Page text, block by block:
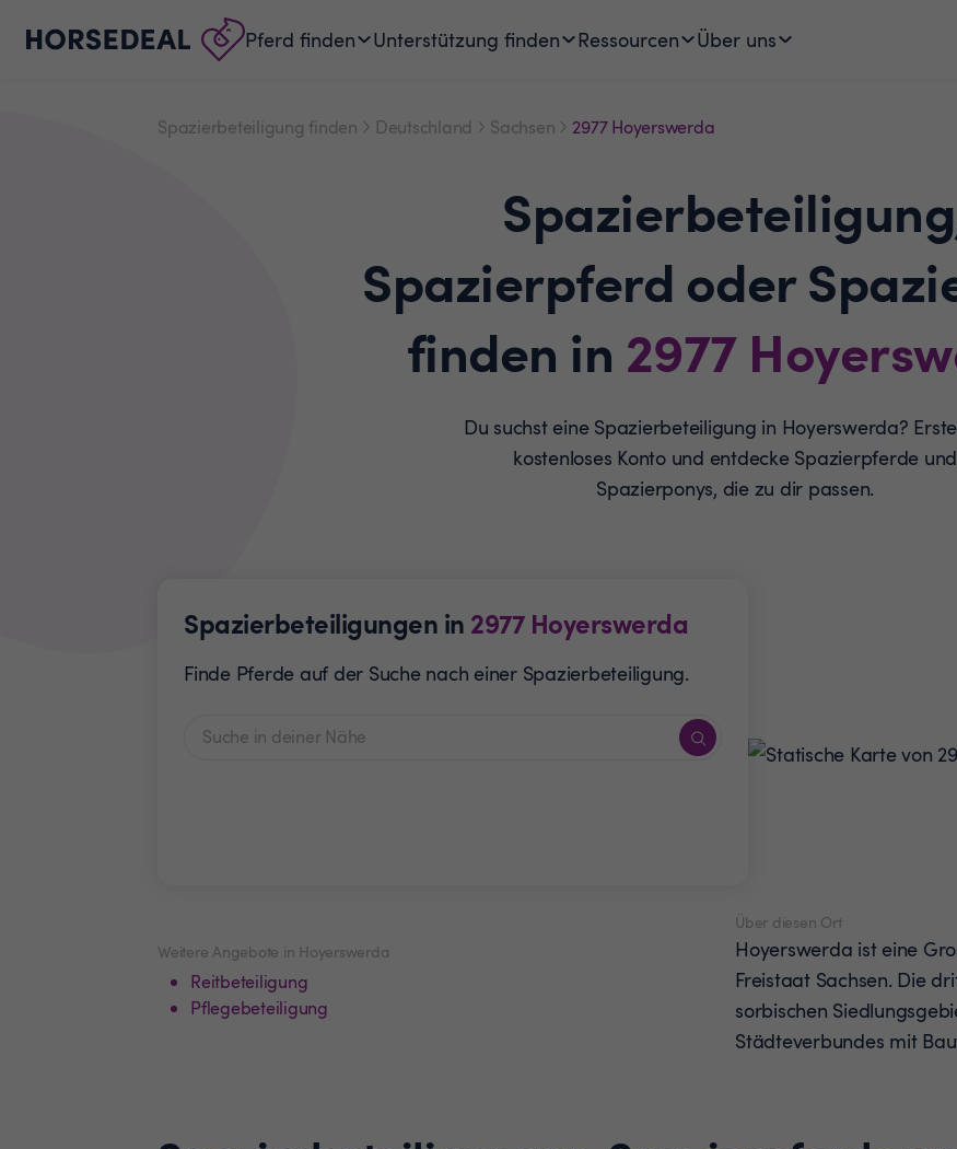
Pferd finden Unterstützung finden Ressourcen Über uns
Spazierbeteiligung finden Deutschland Sachsen 2977 Hoyerswerda
Spazierpferd oder
finden in 2977
Du suchst eine Spazierbeteiligung in Hoyerswerda?
kostenloses Konto und entdecke Spazierpferde und
Spazierponys, die zu dir passen.
Spazierbeteiligungen in 2977 Hoyerswerda
Finde Pferde auf der Suche nach einer Spazierbeteiligung.
Weitere Angebote in Hoyerswerda
Reitbeteiligung
Pflegebeteiligung
Über diesen Ort
Hoyerswerda ist eine
Freistaat Sachsen. Die
sorbischen
Städteverbundes mit